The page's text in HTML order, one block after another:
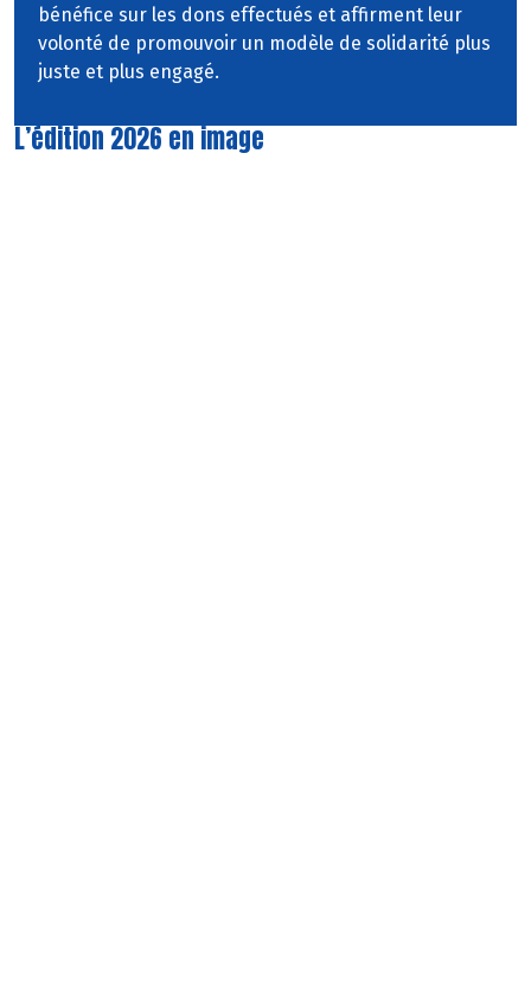
bénéfice sur les dons effectués et affirment leur
volonté de promouvoir un modèle de solidarité plus
juste et plus engagé.
L’édition 2026 en image